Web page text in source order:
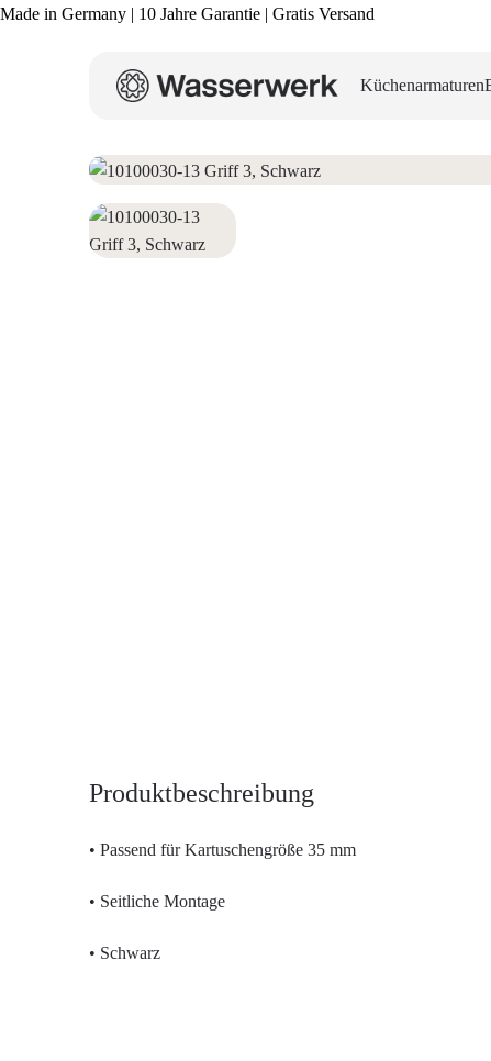
Made in Germany | 10 Jahre Garantie | Gratis Versand
Küchenarmaturen
Produktbeschreibung
• Passend für Kartuschengröße 35 mm
• Seitliche Montage
• Schwarz